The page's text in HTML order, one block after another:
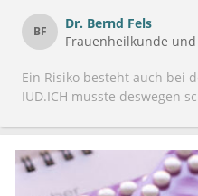
BF Dr. Bernd Fels
Frauenheilkunde
Ein Risiko besteht auch bei
IUD.ICH musste deswegen schon IUD s ziehen und